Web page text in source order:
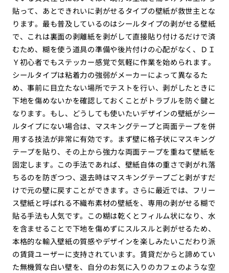
貼って、あとできれいに剥がせるタイプの壁紙が救世主とな
ります。最も普及しているのはシールタイプの剥がせる壁紙
で、これは裏面の剥離紙を剥がして直接貼り付けるだけで済
むため、糊を使う道具の準備や後片付けの心配がなく、ＤＩ
Ｙ初心者でもステッカー感覚で気軽に作業を始められます。
シールタイプは粘着力の強弱がメーカーによって異なるた
め、事前に目立たない場所でテストを行い、剥がしたときに
下地を傷めないかを確認しておくことがトラブルを防ぐ鍵と
なります。もし、どうしても使いたいデザインの壁紙がシー
ルタイプにない場合は、マスキングテープと両面テープを併
用する技法が非常に有効です。まず壁に格子状にマスキング
テープを貼り、その上から強力な両面テープを重ねて壁紙を
固定します。この手法であれば、壁紙自体の重さで剥がれ落
ちるのを防ぎつつ、退去時はマスキングテープごと剥がすだ
けで元の壁に戻すことができます。さらに最近では、フリー
ス壁紙と呼ばれる不織布素材の壁紙を、専用の剥がせる糊で
貼る手法も人気です。この糊は乾くとフィルム状になり、水
を含ませることで下地を傷めずにスルスルと剥がせるため、
本格的な輸入壁紙の質感やデザインを楽しみたいこだわり派
の賃貸ユーザーに支持されています。賃貸だからと諦めてい
た無機質な白い壁を、自分のお気に入りのカフェのような空